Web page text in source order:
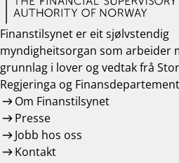
Finanstilsynet er eit sjølvstendig
myndigheitsorgan som arbeider
grunnlag i lover og vedtak frå
Regjeringa og
Om Finanstilsynet
Presse
Jobb hos oss
Kontakt